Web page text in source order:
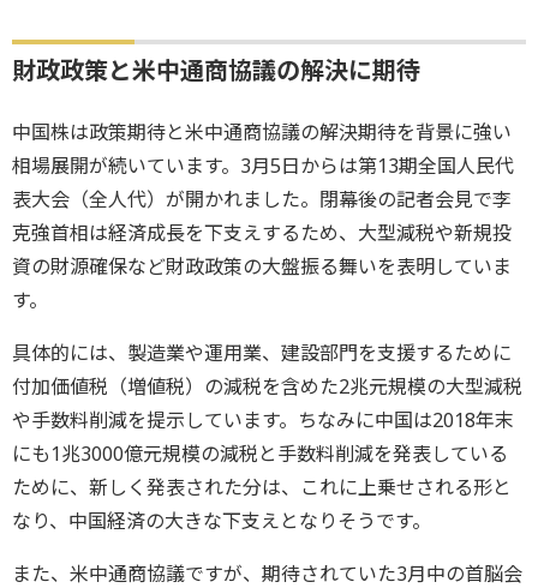
財政政策と米中通商協議の解決に期待
中国株は政策期待と米中通商協議の解決期待を背景に強い
相場展開が続いています。3月5日からは第13期全国人民代
表大会（全人代）が開かれました。閉幕後の記者会見で李
克強首相は経済成長を下支えするため、大型減税や新規投
資の財源確保など財政政策の大盤振る舞いを表明していま
す。
具体的には、製造業や運用業、建設部門を支援するために
付加価値税（増値税）の減税を含めた2兆元規模の大型減税
や手数料削減を提示しています。ちなみに中国は2018年末
にも1兆3000億元規模の減税と手数料削減を発表している
ために、新しく発表された分は、これに上乗せされる形と
なり、中国経済の大きな下支えとなりそうです。
また、米中通商協議ですが、期待されていた3月中の首脳会